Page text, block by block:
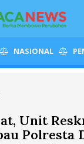
NASIONAL
Unit
Polresta